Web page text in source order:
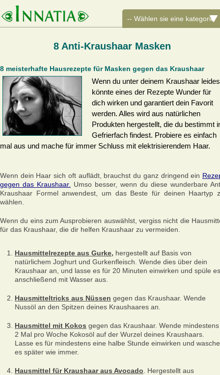
8 Anti-Kraushaar Masken
8 meisterhafte Hausrezepte für Masken gegen das Kraushaar
Wenn du unter deinem Kraushaar
könnte eines der Rezepte Wunder für
dich wirken und garantiert dein Favorit
werden. Alles wird aus natürlichen
Produkten hergestellt, die du bestimmt
Gefrierfach findest. Probiere es einfach
mal aus und mache für immer Schluss mit elektrisierendem Haar.
Wenn dein Haar sich oft auflädt, brauchst du ganz dringend ein
gegen das Kraushaar.
Umso besser, wenn du diese wunderbare
Kraushaar Formel anwendest, um das Beste für deinen Haartyp
wählen.
Wenn du eins zum Ausprobieren auswählst, vergiss nicht die
für das Kraushaar, die dir helfen Kraushaar zu vermeiden.
Hausmittelrezepte aus Gurke, hergestellt auf Basis von
natürlichem Joghurt und Gurkenfleisch. Wende dies über dein
Kraushaar an, und lasse es für 20 Minuten einwirken und spüle es
anschließend mit Wasser aus.
Hausmitteltricks aus Nüssen gegen das Kraushaar. Wende
Nussöl an den Spitzen deines Kraushaares an.
Hausmittel mit Kokos gegen das Kraushaar. Wende mindestens
2 Mal pro Woche Kokosöl auf der Wurzel deines Kraushaars.
Lasse es für mindestens eine halbe Stunde einwirken und wasche
es später wie immer.
Hausmittel für Kraushaar aus Avocado . Hergestellt aus